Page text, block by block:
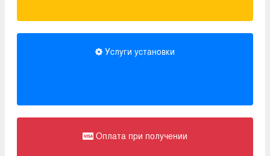
Услуги установки
Оплата при получении